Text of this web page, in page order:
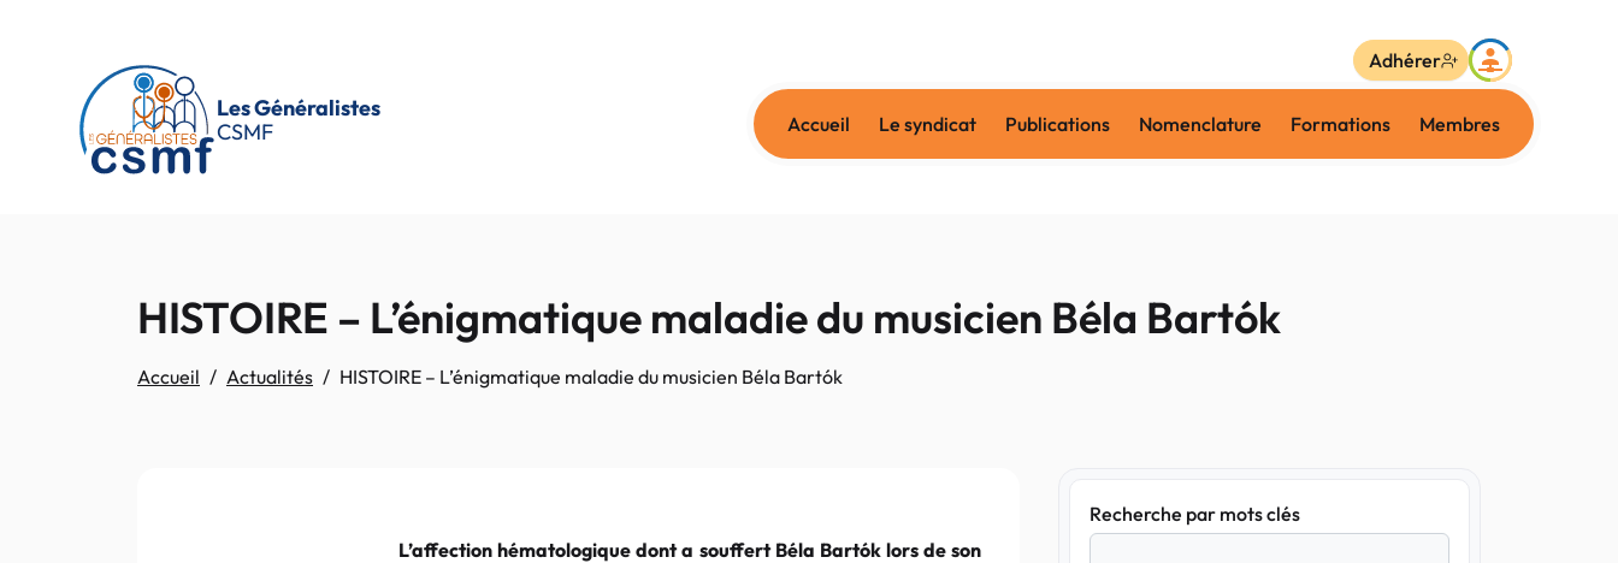
Les Généralistes
CSMF
Accueil Le syndicat Publications Nomenclature Formations Membres
Adhérer
HISTOIRE – L’énigmatique maladie du musicien Béla Bartók
Accueil Actualités HISTOIRE – L’énigmatique maladie du musicien Béla Bartók
L’affection hématologique dont a souffert Béla Bartók lors de son
Recherche par mots clés